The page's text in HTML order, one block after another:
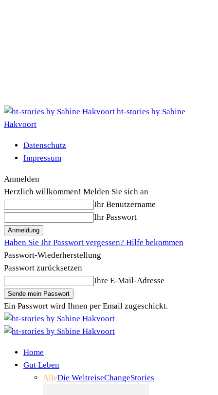
ht-stories by Sabine
Hakvoort
Datenschutz
Impressum
Anmelden
Herzlich willkommen! Melden Sie sich an
Ihr Benutzername
Ihr Passwort
Haben Sie Ihr Passwort vergessen? Hilfe bekommen
Passwort-Wiederherstellung
Passwort zurücksetzen
Ihre E-Mail-Adresse
Ein Passwort wird Ihnen per Email zugeschickt.
Home
Gut Leben
AlleDie WeltreiseChangeStories